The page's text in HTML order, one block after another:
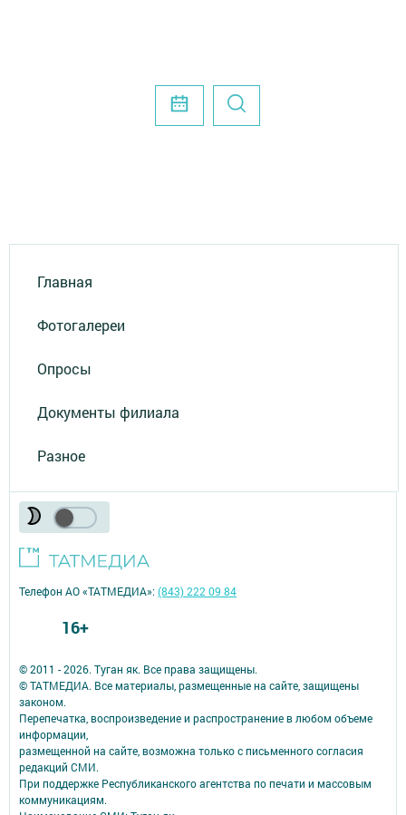
Главная
Фотогалереи
Опросы
Документы филиала
Разное
© 2011 - 2026. Туган як. Все права защищены.
© ТАТМЕДИА. Все материалы, размещенные на сайте, защищены
законом.
Перепечатка, воспроизведение и распространение в любом объеме
информации,
размещенной на сайте, возможна только с письменного согласия
редакций СМИ.
При поддержке Республиканского агентства по печати и массовым
коммуникациям.
Телефон АО «ТАТМЕДИА»:(843) 222 09 84
16+